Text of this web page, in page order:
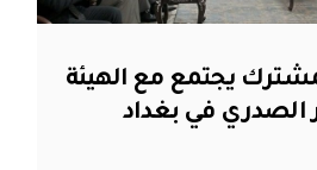
يجتمع مع الهيئة
الصدري في بغداد